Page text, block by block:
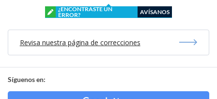
¿ENCONTRASTE UN
ERROR?
AVÍSANOS
Revisa nuestra página de correcciones
Síguenos en: